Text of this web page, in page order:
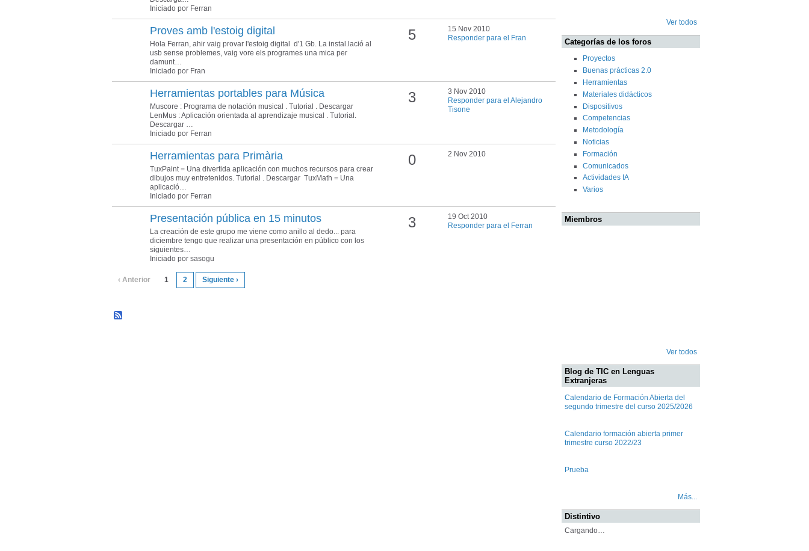
Iniciado por Ferran
Proves amb l'estoig digital
Hola Ferran, ahir vaig provar l'estoig digital d'1 Gb. La instal.lació al
usb sense problemes, vaig vore els programes una mica per
damunt…
Iniciado por Fran
5
15 Nov 2010
Responder para el Fran
Herramientas portables para Música
Muscore : Programa de notación musical . Tutorial . Descargar
LenMus : Aplicación orientada al aprendizaje musical . Tutorial.
Descargar …
Iniciado por Ferran
3
3 Nov 2010
Responder para el Alejandro
Tisone
Herramientas para Primària
TuxPaint = Una divertida aplicación con muchos recursos para crear
dibujos muy entretenidos. Tutorial . Descargar TuxMath = Una
aplicació…
Iniciado por Ferran
0 2 Nov 2010
Presentación pública en 15 minutos
La creación de este grupo me viene como anillo al dedo... para
diciembre tengo que realizar una presentación en público con los
siguientes…
Iniciado por sasogu
3
19 Oct 2010
Responder para el Ferran
‹ Anterior 1 2 Siguiente ›
Ver todos
Categorías de los foros
Proyectos
Buenas prácticas 2.0
Herramientas
Materiales didácticos
Dispositivos
Competencias
Metodología
Noticias
Formación
Comunicados
Actividades IA
Varios
Miembros
Ver todos
Blog de TIC en Lenguas
Extranjeras
Calendario de Formación Abierta del
segundo trimestre del curso 2025/2026
Calendario formación abierta primer
trimestre curso 2022/23
Prueba
Más...
Distintivo
Cargando…